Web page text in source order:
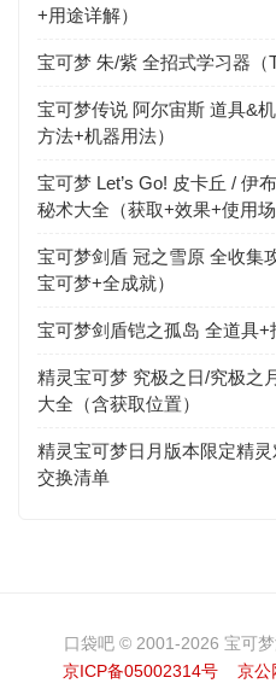
+用途详解）
宝可梦 朱/紫 全招式学习器
宝可梦传说 阿尔宙斯 道具&
方法+机器用法）
宝可梦 Let’s Go! 皮卡丘 / 伊
秘术大全（获取+效果+使用场
宝可梦剑盾 冠之雪原 全收集
宝可梦+全成就）
宝可梦剑盾铠之孤岛 全道具
精灵宝可梦 究极之日/究极之
大全（含获取位置）
精灵宝可梦日月版本限定精
交换清单
口袋吧 © 2001-2026 宝可
京ICP备05002314号
京公